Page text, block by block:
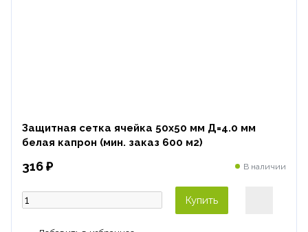
Защитная сетка ячейка 50х50 мм Д=4.0 мм
белая капрон (мин. заказ 600 м2)
316 ₽ В наличии
Купить